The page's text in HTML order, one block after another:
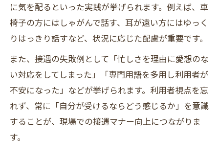
に気を配るといった実践が挙げられます。例えば、車
椅子の方にはしゃがんで話す、耳が遠い方にはゆっく
りはっきり話すなど、状況に応じた配慮が重要です。
また、接遇の失敗例として「忙しさを理由に愛想のな
い対応をしてしまった」「専門用語を多用し利用者が
不安になった」などが挙げられます。利用者視点を忘
れず、常に「自分が受けるならどう感じるか」を意識
することが、現場での接遇マナー向上につながりま
す。